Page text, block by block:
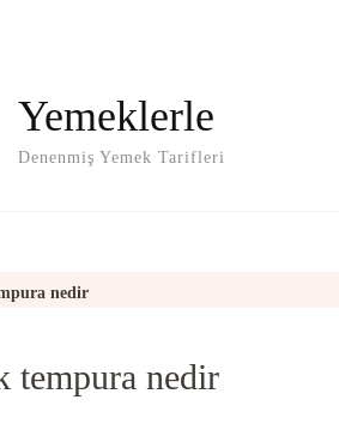
Yemeklerle
Denenmiş Yemek Tarifleri
nedir
tempura nedir